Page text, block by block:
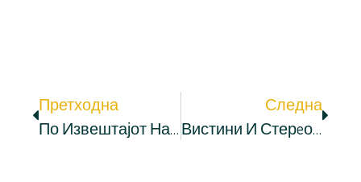
Претходна
По Извештајот На ЕК, Вархеји Во Скопје
Следна
Вистини И Стерeотипи: „Ќе Менуваме Ли Историја За Парно?“